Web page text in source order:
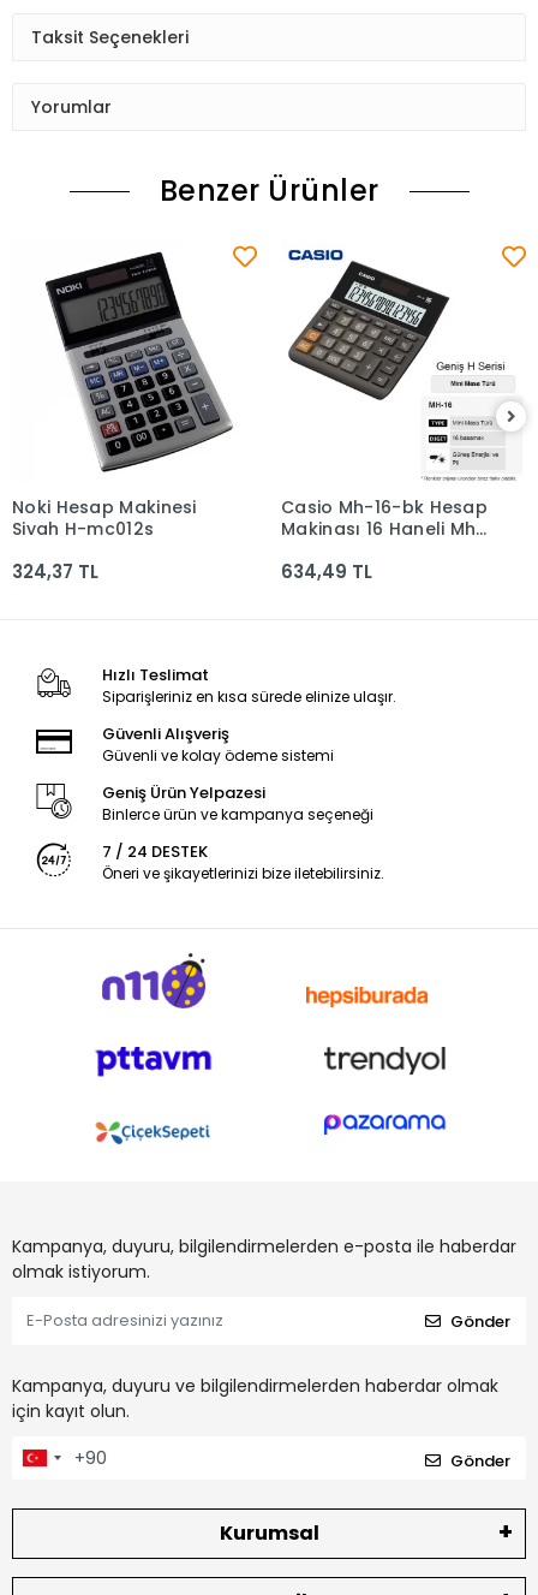
Taksit Seçenekleri
Yorumlar
Benzer Ürünler
Sepete Ekle
Noki Hesap Makinesi
Siyah H-mc012s
324,37 TL
Sepete Ekle
Casio Mh-16-bk Hesap
Makinası 16 Haneli Mh-
634,49 TL
Hızlı Teslimat
Siparişleriniz en kısa sürede elinize ulaşır.
Güvenli Alışveriş
Güvenli ve kolay ödeme sistemi
Geniş Ürün Yelpazesi
Binlerce ürün ve kampanya seçeneği
7 / 24 DESTEK
Öneri ve şikayetlerinizi bize iletebilirsiniz.
Kampanya, duyuru, bilgilendirmelerden e-posta ile haberdar
olmak istiyorum.
Gönder
Kampanya, duyuru ve bilgilendirmelerden haberdar olmak
için kayıt olun.
Gönder
Kurumsal